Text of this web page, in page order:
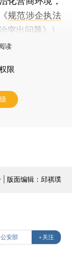
规范涉企执法
突出问题》）
读
限
| 版面编辑：邱祺璞
安部 +关注